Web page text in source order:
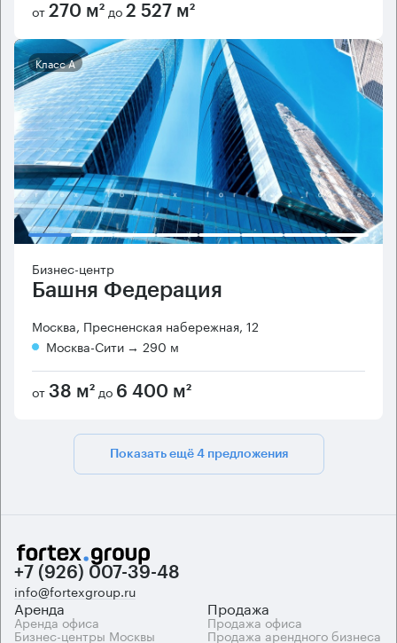
от 270 м² до 2 527 м²
Класс А
Бизнес-центр
Башня Федерация
Москва, Пресненская набережная, 12
Москва-Сити → 290 м
от 38 м² до 6 400 м²
Показать ещё 4 предложения
+7 (926) 007-39-48
info@fortexgroup.ru
Аренда
Аренда офиса
Бизнес-центры Москвы
Продажа
Продажа офиса
Продажа арендного бизнеса